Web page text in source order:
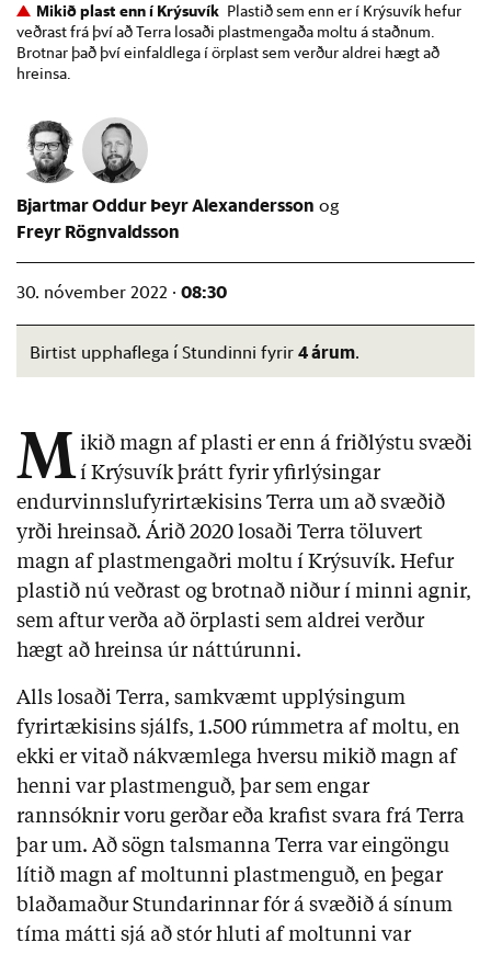
Mikið plast enn í Krýsuvík Plastið sem enn er í Krýsuvík hefur
veðrast frá því að Terra losaði plastmengaða moltu á staðnum.
Brotnar það því einfaldlega í örplast sem verður aldrei hægt að
hreinsa.
Bjartmar Oddur Þeyr Alexandersson
Freyr Rögnvaldsson
30. nóvember 2022 · 08:30
Birtist upphaflega í Stundinni fyrir 4 árum.
Mikið magn af plasti er enn á friðlýstu svæði
í Krýsuvík þrátt fyrir yfirlýsingar
endurvinnslufyrirtækisins Terra um að svæðið
yrði hreinsað. Árið 2020 losaði Terra töluvert
magn af plastmengaðri moltu í Krýsuvík. Hefur
plastið nú veðrast og brotnað niður í minni agnir,
sem aftur verða að örplasti sem aldrei verður
hægt að hreinsa úr náttúrunni.
Alls losaði Terra, samkvæmt upplýsingum
fyrirtækisins sjálfs, 1.500 rúmmetra af moltu, en
ekki er vitað nákvæmlega hversu mikið magn af
henni var plastmenguð, þar sem engar
rannsóknir voru gerðar eða krafist svara frá Terra
þar um. Að sögn talsmanna Terra var eingöngu
lítið magn af moltunni plastmenguð, en þegar
blaðamaður Stundarinnar fór á svæðið á sínum
tíma mátti sjá að stór hluti af moltunni var